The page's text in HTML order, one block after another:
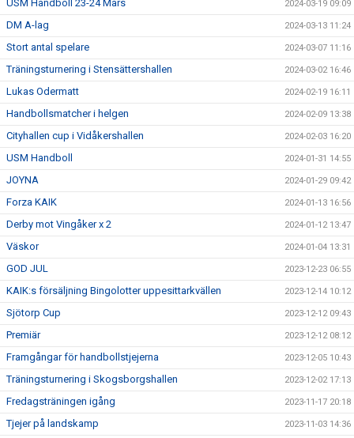
USM Handboll 23-24 Mars 2024-03-19 09:09
DM A-lag 2024-03-13 11:24
Stort antal spelare 2024-03-07 11:16
Träningsturnering i Stensättershallen 2024-03-02 16:46
Lukas Odermatt 2024-02-19 16:11
Handbollsmatcher i helgen 2024-02-09 13:38
Cityhallen cup i Vidåkershallen 2024-02-03 16:20
USM Handboll 2024-01-31 14:55
JOYNA 2024-01-29 09:42
Forza KAIK 2024-01-13 16:56
Derby mot Vingåker x 2 2024-01-12 13:47
Väskor 2024-01-04 13:31
GOD JUL 2023-12-23 06:55
KAIK:s försäljning Bingolotter uppesittarkvällen 2023-12-14 10:12
Sjötorp Cup 2023-12-12 09:43
Premiär 2023-12-12 08:12
Framgångar för handbollstjejerna 2023-12-05 10:43
Träningsturnering i Skogsborgshallen 2023-12-02 17:13
Fredagsträningen igång 2023-11-17 20:18
Tjejer på landskamp 2023-11-03 14:36